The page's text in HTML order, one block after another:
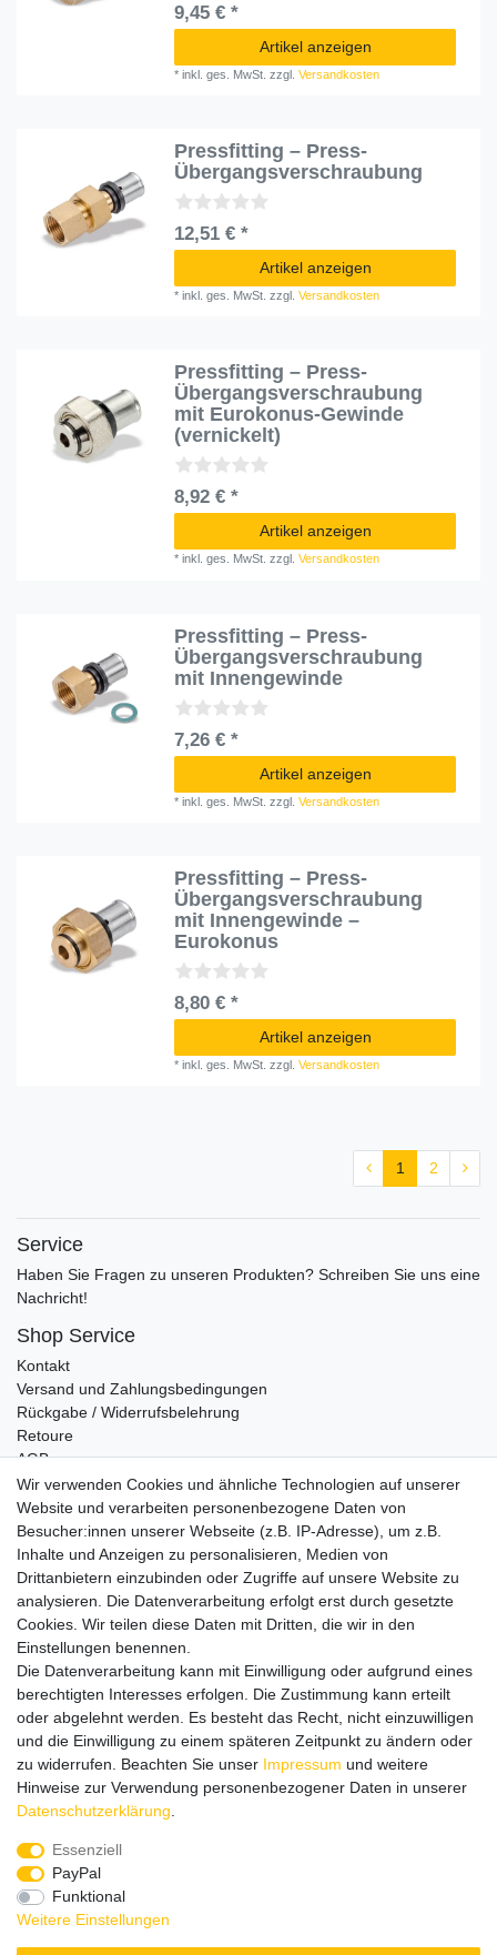
9,45 € *
Artikel anzeigen
*inkl. ges. MwSt. zzgl.Versandkosten
Pressfitting – Press-
Übergangsverschraubung
12,51 € *
Artikel anzeigen
*inkl. ges. MwSt. zzgl.Versandkosten
Pressfitting – Press-
Übergangsverschraubung
mit Eurokonus-Gewinde
(vernickelt)
8,92 € *
Artikel anzeigen
*inkl. ges. MwSt. zzgl.Versandkosten
Pressfitting – Press-
Übergangsverschraubung
mit Innengewinde
7,26 € *
Artikel anzeigen
*inkl. ges. MwSt. zzgl.Versandkosten
Pressfitting – Press-
Übergangsverschraubung
mit Innengewinde –
Eurokonus
8,80 € *
Artikel anzeigen
*inkl. ges. MwSt. zzgl.Versandkosten
1 2
Service
Haben Sie Fragen zu unseren Produkten? Schreiben Sie uns eine
Nachricht!
Shop Service
Kontakt
Versand und Zahlungsbedingungen
Rückgabe / Widerrufsbelehrung
Retoure
AGB
Vertrag widerrufen
Informationen
Datenschutz
Impressum
Wir verschicken klimaneutral mit DPD
Zahlungsmethoden
Zusätzlich stehen SEPA
Kreditkartewie VISA oder MasterCard,
Wir verwenden Cookies und ähnliche Technologien auf unserer
Website und verarbeiten personenbezogene Daten von
Besucher:innen unserer Webseite (z.B. IP-Adresse), um z.B.
Inhalte und Anzeigen zu personalisieren, Medien von
Drittanbietern einzubinden oder Zugriffe auf unsere Website zu
analysieren. Die Datenverarbeitung erfolgt erst durch gesetzte
Cookies. Wir teilen diese Daten mit Dritten, die wir in den
Einstellungen benennen.
Die Datenverarbeitung kann mit Einwilligung oder aufgrund eines
berechtigten Interesses erfolgen. Die Zustimmung kann erteilt
oder abgelehnt werden. Es besteht das Recht, nicht einzuwilligen
und die Einwilligung zu einem späteren Zeitpunkt zu ändern oder
zu widerrufen. Beachten Sie unser Impressum und weitere
Hinweise zur Verwendung personenbezogener Daten in unserer
Daten­schutz­erklärung
Essenziell
PayPal
Funktional
Weitere Einstellungen